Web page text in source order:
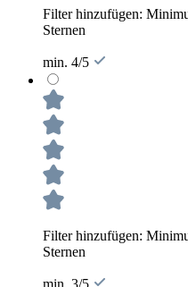
Filter hinzufügen:
Sternen
min. 4/5
Filter hinzufügen:
Sternen
min. 3/5